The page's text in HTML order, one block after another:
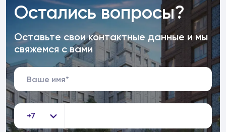
Остались вопросы?
Оставьте свои контактные данные и мы
свяжемся с вами
+7